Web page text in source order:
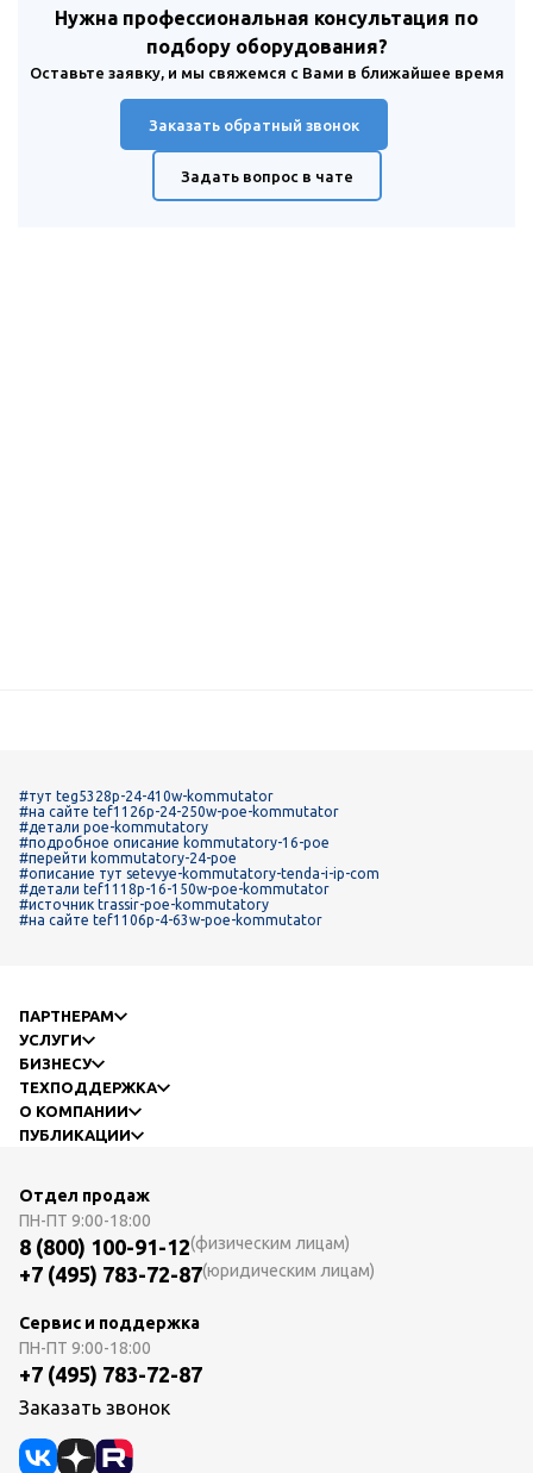
Нужна профессиональная консультация по
подбору оборудования?
Оставьте заявку, и мы свяжемся с Вами в ближайшее время
Заказать обратный звонок
Задать вопрос в чате
#тут teg5328p-24-410w-kommutator
#на сайте tef1126p-24-250w-poe-kommutator
#детали poe-kommutatory
#подробное описание kommutatory-16-poe
#перейти kommutatory-24-poe
#описание тут setevye-kommutatory-tenda-i-ip-com
#детали tef1118p-16-150w-poe-kommutator
#источник trassir-poe-kommutatory
#на сайте tef1106p-4-63w-poe-kommutator
ПАРТНЕРАМ
УСЛУГИ
БИЗНЕСУ
ТЕХПОДДЕРЖКА
О КОМПАНИИ
ПУБЛИКАЦИИ
Отдел продаж
ПН-ПТ 9:00-18:00
8 (800) 100-91-12(физическим лицам)
+7 (495) 783-72-87(юридическим лицам)
Сервис и поддержка
ПН-ПТ 9:00-18:00
+7 (495) 783-72-87
Заказать звонок